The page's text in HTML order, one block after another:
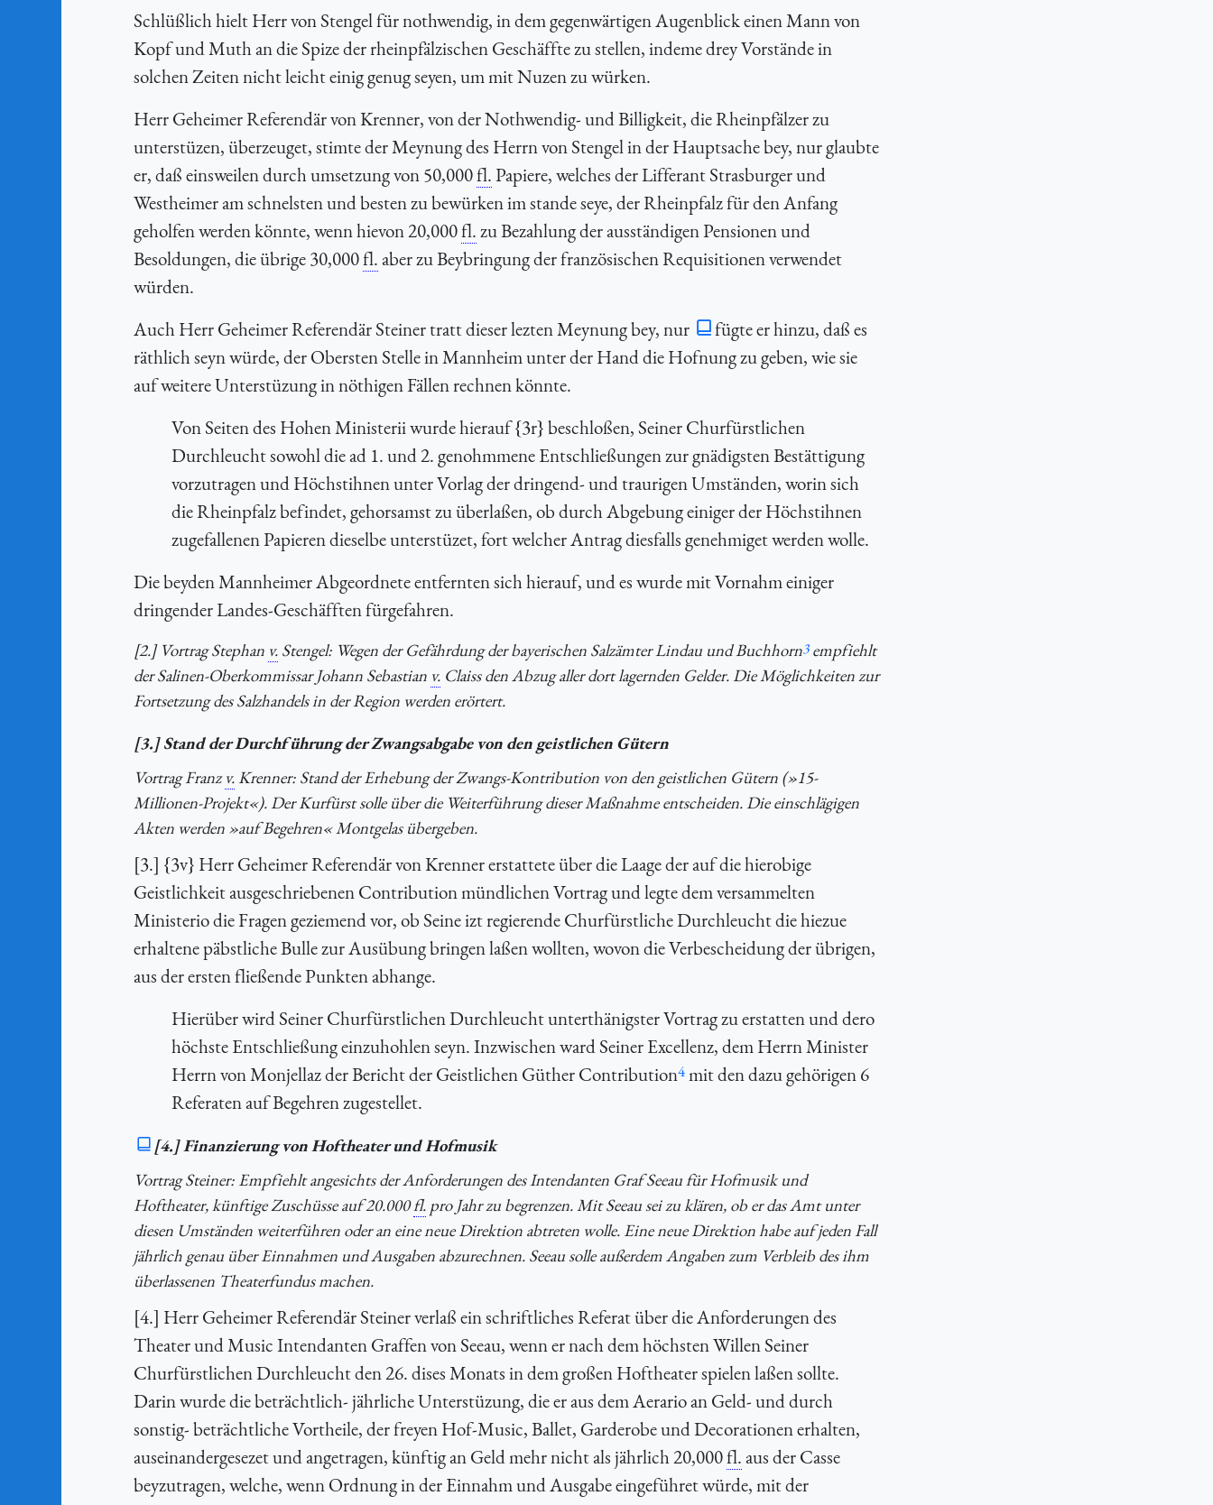
Schlüßlich hielt Herr von Stengel für nothwendig, in dem gegenwärtigen Augenblick einen Mann von
Kopf und Muth an die Spize der rheinpfälzischen Geschäffte zu stellen, indeme drey Vorstände in
solchen Zeiten nicht leicht einig genug seyen, um mit Nuzen zu würken.
Herr Geheimer Referendär von Krenner, von der Nothwendig- und Billigkeit, die Rheinpfälzer zu
unterstüzen, überzeuget, stimte der Meynung des Herrn von Stengel in der Hauptsache bey, nur glaubte
er, daß einsweilen durch umsetzung von 50,000fl.Papiere, welches der Lifferant Strasburger und
Westheimer am schnelsten und besten zu bewürken im stande seye, der Rheinpfalz für den Anfang
geholfen werden könnte, wenn hievon 20,000fl.zu Bezahlung der ausständigen Pensionen und
Besoldungen, die übrige 30,000fl.aber zu Beybringung der französischen Requisitionen verwendet
würden.
Auch Herr Geheimer Referendär Steiner tratt dieser lezten Meynung bey, nur
fügte er hinzu, daß es
räthlich seyn würde, der Obersten Stelle in Mannheim unter der Hand die Hofnung zu geben, wie sie
auf weitere Unterstüzung in nöthigen Fällen rechnen könnte.
Von Seiten des Hohen Ministerii wurde hierauf {3r} beschloßen, Seiner Churfürstlichen
Durchleucht sowohl die ad 1. und 2. genohmmene Entschließungen zur gnädigsten Bestättigung
vorzutragen und Höchstihnen unter Vorlag der dringend- und traurigen Umständen, worin sich
die Rheinpfalz befindet, gehorsamst zu überlaßen, ob durch Abgebung einiger der Höchstihnen
zugefallenen Papieren dieselbe unterstüzet, fort welcher Antrag diesfalls genehmiget werden wolle.
Die beyden Mannheimer Abgeordnete entfernten sich hierauf, und es wurde mit Vornahm einiger
dringender Landes-Geschäfften fürgefahren.
[2.] Vortrag Stephan v. Stengel: Wegen der Gefährdung der bayerischen Salzämter Lindau und Buchhorn3empfiehlt
der Salinen-Oberkommissar Johann Sebastian v. Claiss den Abzug aller dort lagernden Gelder. Die Möglichkeiten zur
Fortsetzung des Salzhandels in der Region werden erörtert.
[3.] Stand der Durchführung der Zwangsabgabe von den geistlichen Gütern
Vortrag Franzv. Krenner: Stand der Erhebung der Zwangs-Kontribution von den geistlichen Gütern (»15-
Millionen-Projekt«). Der Kurfürst solle über die Weiterführung dieser Maßnahme entscheiden. Die einschlägigen
Akten werden »auf Begehren« Montgelas übergeben.
[3.] {3v} Herr Geheimer Referendär von Krenner erstattete über die Laage der auf die hierobige
Geistlichkeit ausgeschriebenen Contribution mündlichen Vortrag und legte dem versammelten
Ministerio die Fragen geziemend vor, ob Seine izt regierende Churfürstliche Durchleucht die hiezue
erhaltene päbstliche Bulle zur Ausübung bringen laßen wollten, wovon die Verbescheidung der übrigen,
aus der ersten fließende Punkten abhange.
Hierüber wird Seiner Churfürstlichen Durchleucht unterthänigster Vortrag zu erstatten und dero
höchste Entschließung einzuhohlen seyn. Inzwischen ward Seiner Excellenz, dem Herrn Minister
Herrn von Monjellaz der Bericht der Geistlichen Güther Contribution4mit den dazu gehörigen 6
Referaten auf Begehren zugestellet.
[4.] Finanzierung von Hoftheater und Hofmusik
Vortrag Steiner: Empfiehlt angesichts der Anforderungen des Intendanten Graf Seeau für Hofmusik und
Hoftheater, künftige Zuschüsse auf 20.000fl. pro Jahr zu begrenzen. Mit Seeau sei zu klären, ob er das Amt unter
diesen Umständen weiterführen oder an eine neue Direktion abtreten wolle. Eine neue Direktion habe auf jeden Fall
jährlich genau über Einnahmen und Ausgaben abzurechnen. Seeau solle außerdem Angaben zum Verbleib des ihm
überlassenen Theaterfundus machen.
[4.] Herr Geheimer Referendär Steiner verlaß ein schriftliches Referat über die Anforderungen des
Theater und Music Intendanten Graffen von Seeau, wenn er nach dem höchsten Willen Seiner
Churfürstlichen Durchleucht den 26. dises Monats in dem großen Hoftheater spielen laßen sollte.
Darin wurde die beträchtlich- jährliche Unterstüzung, die er aus dem Aerario an Geld- und durch
sonstig- beträchtliche Vortheile, der freyen Hof-Music, Ballet, Garderobe und Decorationen erhalten,
auseinandergesezet und angetragen, künftig an Geld mehr nicht als jährlich 20,000fl.aus der Casse
beyzutragen, welche, wenn Ordnung in der Einnahm und Ausgabe eingeführet würde, mit der